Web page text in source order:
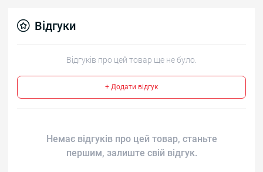
Відгуки
Відгуків про цей товар ще не було.
+ Додати відгук
Немає відгуків про цей товар, станьте
першим, залиште свій відгук.